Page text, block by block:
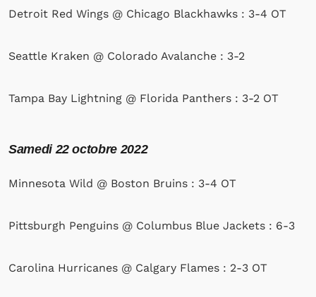
Detroit Red Wings @ Chicago Blackhawks : 3-4 OT
Seattle Kraken @ Colorado Avalanche : 3-2
Tampa Bay Lightning @ Florida Panthers : 3-2 OT
Samedi22 octobre 2022
Minnesota Wild @ Boston Bruins : 3-4 OT
Pittsburgh Penguins @ Columbus Blue Jackets : 6-3
Carolina Hurricanes @ Calgary Flames : 2-3 OT